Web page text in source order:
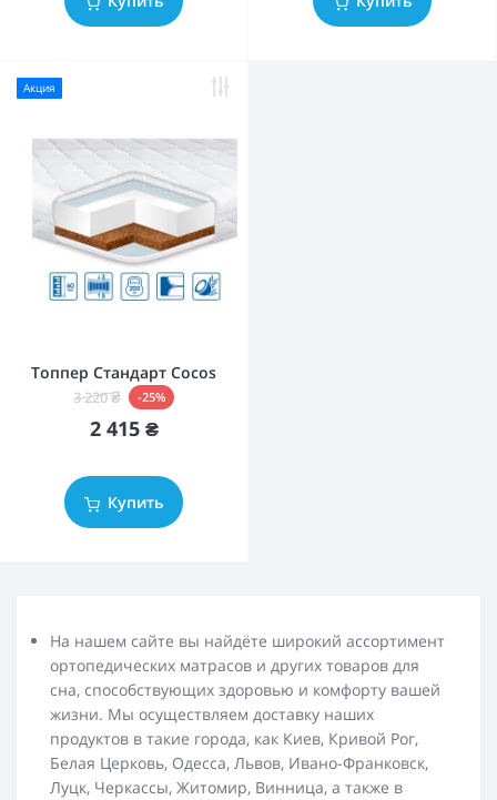
Акция
Топпер Стандарт Cocos
3 220 ₴ -25%
2 415 ₴
Купить
На нашем сайте вы найдёте широкий ассортимент
ортопедических матрасов и других товаров для
сна, способствующих здоровью и комфорту вашей
жизни. Мы осуществляем доставку наших
продуктов в такие города, как Киев, Кривой Рог,
Белая Церковь, Одесса, Львов, Ивано-Франковск,
Луцк, Черкассы, Житомир, Винница, а также в